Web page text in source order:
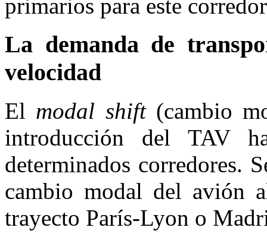
primarios para este
La demanda de
velocidad
El modal shift(cambio
introducción del TAV
determinados corredores.
cambio modal del avión
trayecto París-Lyon o